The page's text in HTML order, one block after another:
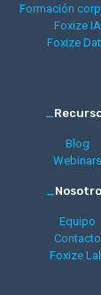
Formación
Foxize IA
Foxize
_
Blog
Webinars
_
Equipo
Contacto
Foxize